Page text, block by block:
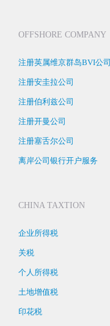
OFFSHORE COMPANY
注册英属维京群岛BVI公司
注册安圭拉公司
注册伯利兹公司
注册开曼公司
注册塞舌尔公司
离岸公司银行开户服务
CHINA TAXTION
企业所得税
关税
个人所得税
土地增值税
印花税